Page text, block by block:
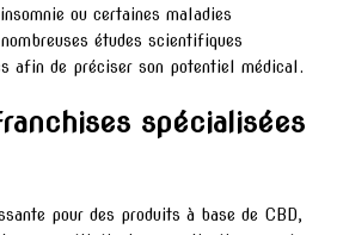
ou certaines maladies
études scientifiques
afin de préciser son potentiel médical.
spécialisées
pour des produits à base de CBD,